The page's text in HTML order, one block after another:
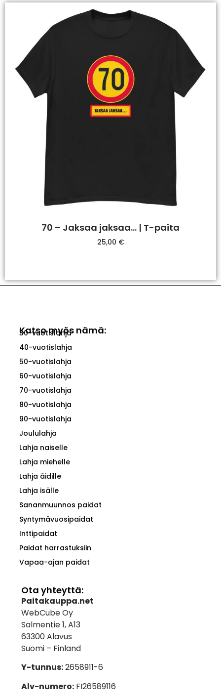
70 – Jaksaa jaksaa… | T-paita
25,00 €
Katso myös nämä:
30-vuotislahja
40-vuotislahja
50-vuotislahja
60-vuotislahja
70-vuotislahja
80-vuotislahja
90-vuotislahja
Joululahja
Lahja naiselle
Lahja miehelle
Lahja äidille
Lahja isälle
Sananmuunnos paidat
Syntymävuosipaidat
Inttipaidat
Paidat harrastuksiin
Vapaa-ajan paidat
Ota yhteyttä:
Paitakauppa.net
WebCube Oy
Salmentie 1, A13
63300 Alavus
Suomi – Finland
Y-tunnus:2658911-6
Alv-numero:FI26589116